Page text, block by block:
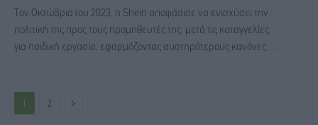
Τον Οκτώβριο του 2023, η Shein αποφάσισε να ενισχύσει την
πολιτική της προς τους προμηθευτές της, μετά τις καταγγελίες
για παιδική εργασία, εφαρμόζοντας αυστηρότερους κανόνες.…
1 2 Next